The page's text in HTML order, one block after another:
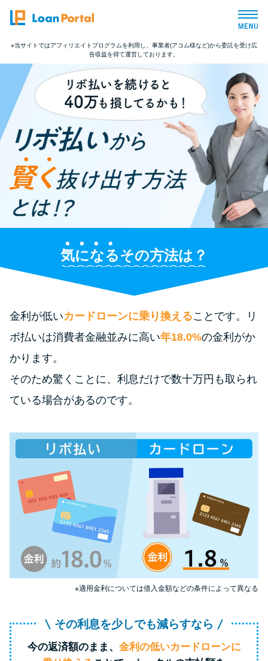
トップページ
おすすめコンテンツ
総合人気ランキング
とにかくすぐ借りたい方向け
バレずに借りたい方向け
審査が不安な方向け
カードローンQ&A
特集ページ
リボ払いをそのまま払いきると
最速！最短40分で借りられるカ
ードローン
特集ページ一覧
の理由
※当サイトではアフィリエイトプログラムを利用し、事業者(アコム様など)から委託を受け広
告収益を得て運営しております。
気になるその方法は？
金利が低いカードローンに乗り換えることです。リ
ボ払いは消費者金融並みに高い年18.0%の金利がか
かります。
そのため驚くことに、利息だけで数十万円も取られ
ている場合があるのです。
※適用金利については借入金額などの条件によって異なる
その利息を少しでも減らすなら
今の返済額のまま、 金利の低いカードローンに